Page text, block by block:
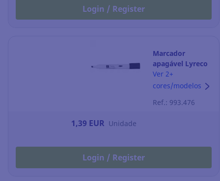
Login / Register
Marcador
apagável Lyreco
- ponta em bisel
2-5 mm - preto
Ver 2+
cores/modelos
Ref.: 993.476
1,39 EUR Unidade
Login / Register